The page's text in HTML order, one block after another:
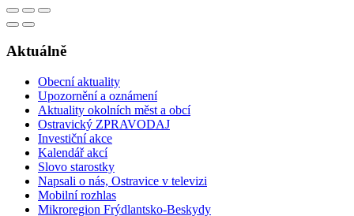
Aktuálně
Obecní aktuality
Upozornění a oznámení
Aktuality okolních měst a obcí
Ostravický ZPRAVODAJ
Investiční akce
Kalendář akcí
Slovo starostky
Napsali o nás, Ostravice v televizi
Mobilní rozhlas
Mikroregion Frýdlantsko-Beskydy